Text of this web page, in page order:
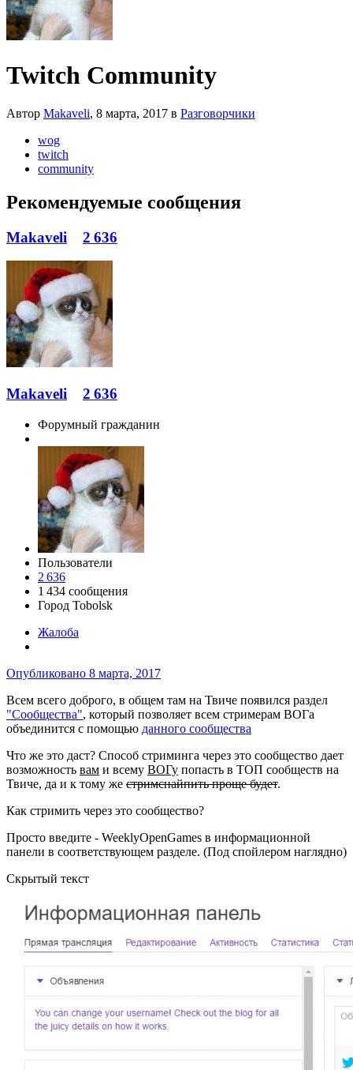
Twitch Community
Автор Makaveli, 8 марта, 2017 в Разговорчики
wog
twitch
community
Рекомендуемые сообщения
Makaveli 2 636
Makaveli 2 636
Форумный гражданин
Пользователи
2 636
1 434 сообщения
Город Tobolsk
Жалоба
Опубликовано 8 марта, 2017
Всем всего доброго, в общем там на Твиче появился раздел
"Сообщества", который позволяет всем стримерам ВОГа
объединится с помощью данного сообщества
Что же это даст? Способ стриминга через это сообщество дает
возможность вам и всему ВОГу попасть в ТОП сообществ на
Твиче, да и к тому же стримснайпить проще будет.
Как стримить через это сообщество?
Просто введите - WeeklyOpenGames в информационной
панели в соответствующем разделе. (Под спойлером наглядно)
Скрытый текст